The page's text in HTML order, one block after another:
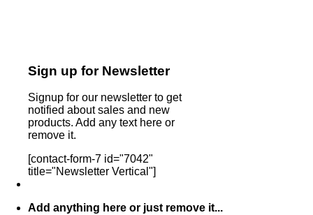
Sign up for Newsletter
Signup for our newsletter to get
notified about sales and new
products. Add any text here or
remove it.
[contact-form-7 id="7042"
title="Newsletter Vertical"]
Add anything here or just remove it...